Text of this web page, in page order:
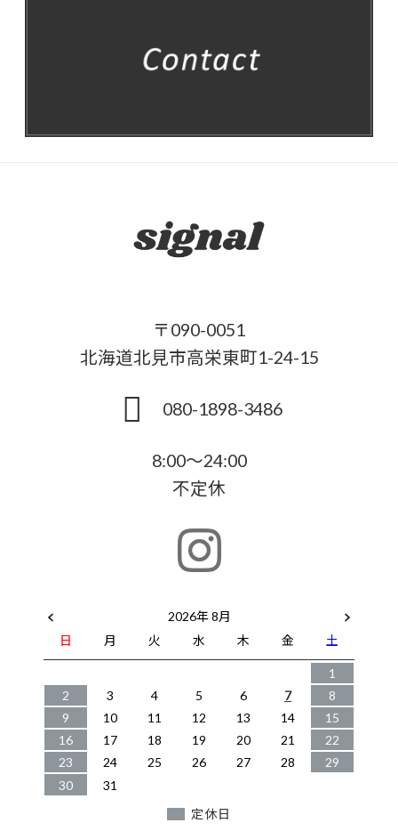
〒090-0051
北海道北見市高栄東町1-24-15
080-1898-3486
8:00～24:00
不定休
2026年 8月
日
月 火 水 木 金
土
1
2
3 4 5 6 7
8
9
10 11 12 13 14
15
16
17 18 19 20 21
22
23
24 25 26 27 28
29
30
31
定休日